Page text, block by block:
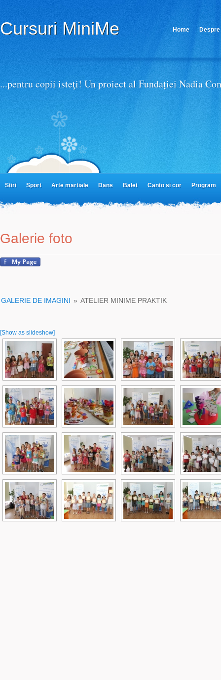
Cursuri MiniMe Home
Parteneri MiniMe
...pentru copii isteţi! Un proiect al Fundației Nadia
Stiri Sport Arte martiale Dans Balet Canto si cor Program
Galerie foto
GALERIE DE IMAGINI » ATELIER MINIME PRAKTIK
[Show as slideshow]
Afla mai multe despre confidentialitate si termeni de